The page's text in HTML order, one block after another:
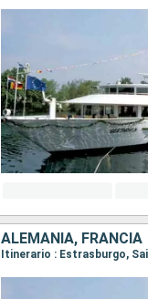
ALEMANIA, FRANCIA